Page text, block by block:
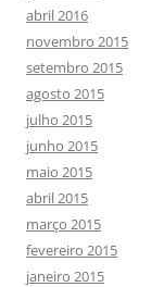
abril 2016
novembro 2015
setembro 2015
agosto 2015
julho 2015
junho 2015
maio 2015
abril 2015
março 2015
fevereiro 2015
janeiro 2015